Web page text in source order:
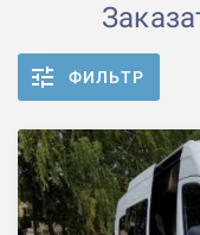
ФИЛЬТР